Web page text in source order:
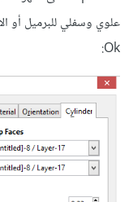
علوي وسفلي للبرميل أو
Ok: